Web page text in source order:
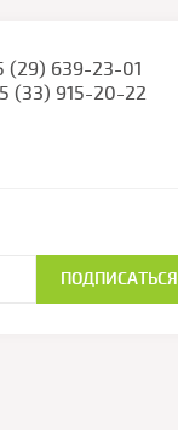
(29) 639-23-01
(33) 915-20-22
ПОДПИСАТЬСЯ